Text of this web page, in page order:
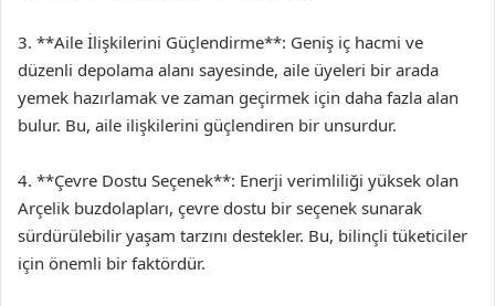
3. **Aile İlişkilerini Güçlendirme**: Geniş iç hacmi ve
düzenli depolama alanı sayesinde, aile üyeleri bir arada
yemek hazırlamak ve zaman geçirmek için daha fazla alan
bulur. Bu, aile ilişkilerini güçlendiren bir unsurdur.
4. **Çevre Dostu Seçenek**: Enerji verimliliği yüksek olan
Arçelik buzdolapları, çevre dostu bir seçenek sunarak
sürdürülebilir yaşam tarzını destekler. Bu, bilinçli tüketiciler
için önemli bir faktördür.